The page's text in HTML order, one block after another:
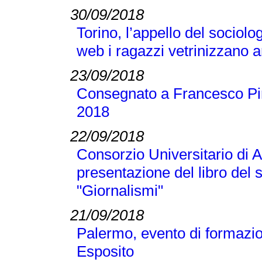
30/09/2018
Torino, l’appello del
web i ragazzi vetrinizzano
23/09/2018
Consegnato a Francesco
2018
22/09/2018
Consorzio Universitario di
presentazione del libro del
"Giornalismi"
21/09/2018
Palermo, evento di
Esposito